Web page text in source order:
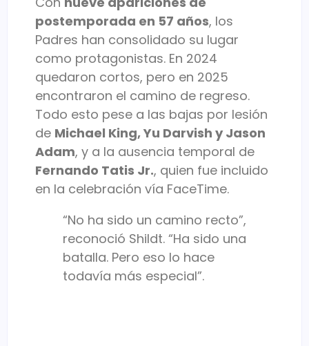
postemporada en 57 años, los
Padres han consolidado su lugar
como protagonistas. En 2024
quedaron cortos, pero en 2025
encontraron el camino de regreso.
Todo esto pese a las bajas por lesión
de Michael King, Yu Darvish y Jason
Adam, y a la ausencia temporal de
Fernando Tatis Jr., quien fue incluido
en la celebración vía FaceTime.
“No ha sido un camino recto”,
reconoció Shildt. “Ha sido una
batalla. Pero eso lo hace
todavía más especial”.